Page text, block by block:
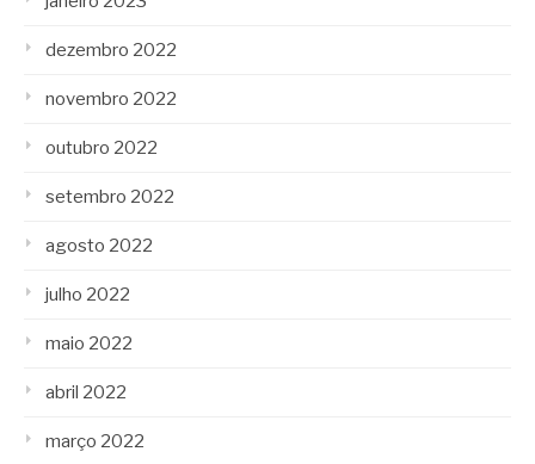
dezembro 2022
novembro 2022
outubro 2022
setembro 2022
agosto 2022
julho 2022
maio 2022
abril 2022
março 2022